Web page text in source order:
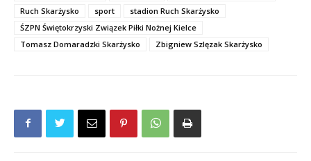
Ruch Skarżysko
sport
stadion Ruch Skarżysko
ŚZPN Świętokrzyski Związek Piłki Nożnej Kielce
Tomasz Domaradzki Skarżysko
Zbigniew Szlęzak Skarżysko